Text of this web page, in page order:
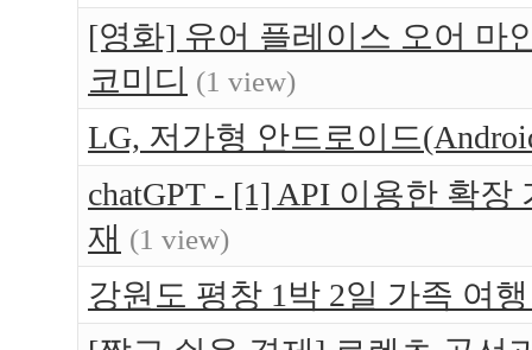
[영화] 유어 플레이스 오어 마
코미디
(1 view)
LG, 저가형 안드로이드
chatGPT - [1] API 이용한 확
재 (1 view)
강원도 평창 1박 2일 가족 여